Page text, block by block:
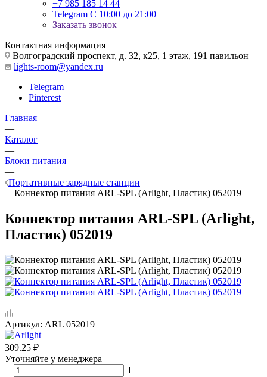
+7 985 185 14 44
Telegram С 10:00 до 21:00
Заказать звонок
Контактная информация
Волгоградский проспект, д. 32, к25, 1 этаж, 191 павильон
lights-room@yandex.ru
Telegram
Pinterest
Главная
—
Каталог
—
Блоки питания
—
Портативные зарядные станции
—Коннектор питания ARL-SPL (Arlight, Пластик) 052019
Коннектор питания ARL-SPL (Arlight,
Пластик) 052019
Артикул: ARL 052019
309.25 ₽
Уточняйте у менеджера